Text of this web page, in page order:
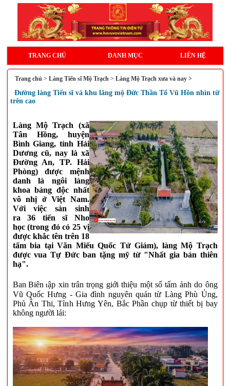
TRANG CHỦ DANH MỤC LIÊN HỆ
Trang chủ > Làng Tiến sĩ Mộ Trạch> Làng Mộ Trạch xưa và nay >
Đường làng Tiến sĩ và khu lăng mộ Đức Thần Tổ Vũ Hồn nhìn từ
trên cao
Làng Mộ Trạch (xã
Tân Hồng, huyện
Bình Giang, tỉnh Hải
Dương cũ, nay là xã
Đường An, TP. Hải
Phòng) được mệnh
danh là ngôi làng
khoa bảng độc nhất
vô nhị ở Việt Nam.
Với việc sản sinh
ra 36 tiến sĩ Nho
học (trong đó có 25 vị
được khắc tên trên 18
tấm bia tại Văn Miếu Quốc Tử Giám), làng Mộ Trạch
được vua Tự Đức ban tặng mỹ từ "Nhất gia bán thiên
hạ".
Ban Biêntập xin trân trọng giới thiệu một số tấm ảnh do ông
Vũ Quốc Hưng - Gia đình nguyên quán từ Làng Phù Ủng,
Phủ Ân Thi, Tỉnh Hưng Yên, Bắc Phần chụp từ thiết bị bay
không người lái: